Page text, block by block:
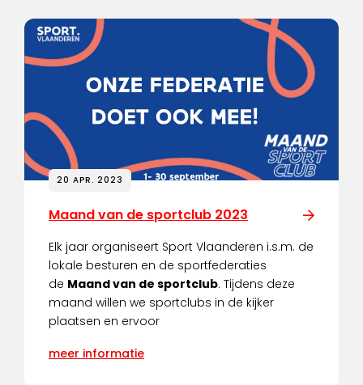
20 APR. 2023
Maand van de sportclub 2023
Elk jaar organiseert Sport Vlaanderen i.s.m. de
lokale besturen en de sportfederaties
de Maand van de sportclub. Tijdens deze
maand willen we sportclubs in de kijker
plaatsen en ervoor
meer informatie